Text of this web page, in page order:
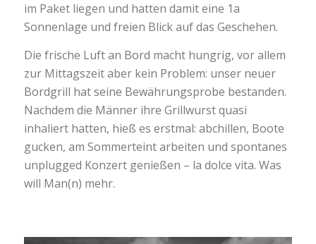
im Paket liegen und hatten damit eine 1a
Sonnenlage und freien Blick auf das Geschehen.
Die frische Luft an Bord macht hungrig, vor allem
zur Mittagszeit aber kein Problem: unser neuer
Bordgrill hat seine Bewährungsprobe bestanden.
Nachdem die Männer ihre Grillwurst quasi
inhaliert hatten, hieß es erstmal: abchillen, Boote
gucken, am Sommerteint arbeiten und spontanes
unplugged Konzert genießen – la dolce vita. Was
will Man(n) mehr.